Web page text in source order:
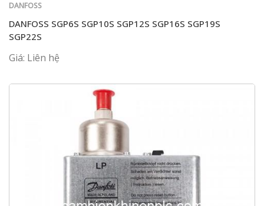
DANFOSS
DANFOSS SGP6S SGP10S SGP12S SGP16S SGP19S
SGP22S
Giá: Liên hệ